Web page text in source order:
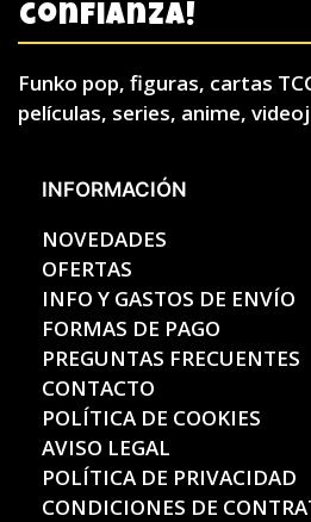
confianza!
Funko pop, figuras, cartas
películas, series, anime,
INFORMACIÓN
NOVEDADES
OFERTAS
INFO Y GASTOS DE ENVÍO
FORMAS DE PAGO
PREGUNTAS FRECUENTES
CONTACTO
POLÍTICA DE COOKIES
AVISO LEGAL
POLÍTICA DE PRIVACIDAD
CONDICIONES DE